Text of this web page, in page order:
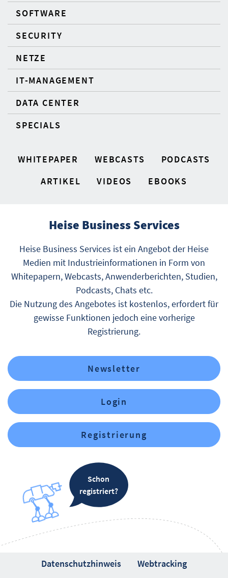
SOFTWARE
SECURITY
NETZE
IT-MANAGEMENT
DATA CENTER
SPECIALS
WHITEPAPER WEBCASTS
PODCASTS
ARTIKEL
VIDEOS EBOOKS
Heise Business Services
Heise Business Services ist ein Angebot der Heise
Medien mit Industrieinformationen in Form von
Whitepapern, Webcasts, Anwenderberichten, Studien,
Podcasts, Chats etc.
Die Nutzung des Angebotes ist kostenlos, erfordert für
gewisse Funktionen jedoch eine vorherige
Registrierung.
Newsletter
Login
Registrierung
Schon
registriert?
Datenschutzhinweis Webtracking